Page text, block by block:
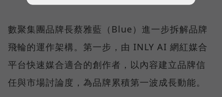
數聚集團品牌長蔡雅藍（Blue）進一步拆解品牌
飛輪的運作架構。第一步，由 INLY AI 網紅媒合
平台快速媒合適合的創作者，以內容建立品牌信
任與市場討論度，為品牌累積第一波成長動能。